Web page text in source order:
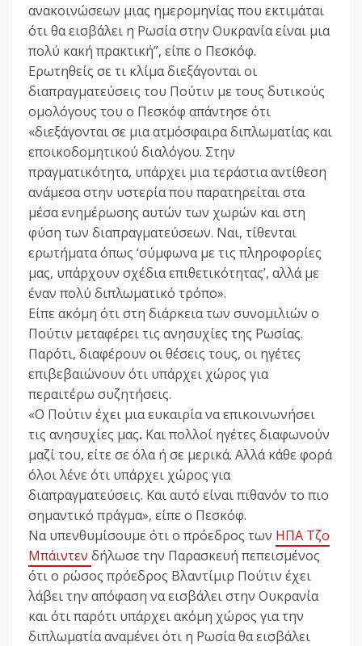
ανακοινώσεων μιας ημερομηνίας που εκτιμάται
ότι θα εισβάλει η Ρωσία στην Ουκρανία είναι μια
πολύ κακή πρακτική”, είπε ο Πεσκόφ.
Ερωτηθείς σε τι κλίμα διεξάγονται οι
διαπραγματεύσεις του Πούτιν με τους δυτικούς
ομολόγους του ο Πεσκόφ απάντησε ότι
«διεξάγονται σε μια ατμόσφαιρα διπλωματίας και
εποικοδομητικού διαλόγου. Στην
πραγματικότητα, υπάρχει μια τεράστια αντίθεση
ανάμεσα στην υστερία που παρατηρείται στα
μέσα ενημέρωσης αυτών των χωρών και στη
φύση των διαπραγματεύσεων. Ναι, τίθενται
ερωτήματα όπως ‘σύμφωνα με τις πληροφορίες
μας, υπάρχουν σχέδια επιθετικότητας’, αλλά με
έναν πολύ διπλωματικό τρόπο».
Είπε ακόμη ότι στη διάρκεια των συνομιλιών ο
Πούτιν μεταφέρει τις ανησυχίες της Ρωσίας.
Παρότι, διαφέρουν οι θέσεις τους, οι ηγέτες
επιβεβαιώνουν ότι υπάρχει χώρος για
περαιτέρω συζητήσεις.
«Ο Πούτιν έχει μια ευκαιρία να επικοινωνήσει
τις ανησυχίες μας. Και πολλοί ηγέτες διαφωνούν
μαζί του, είτε σε όλα ή σε μερικά. Αλλά κάθε φορά
όλοι λένε ότι υπάρχει χώρος για
διαπραγματεύσεις. Και αυτό είναι πιθανόν το πιο
σημαντικό πράγμα», είπε ο Πεσκόφ.
Να υπενθυμίσουμε ότι ο πρόεδρος των ΗΠΑ Τζο
Μπάιντεν δήλωσε την Παρασκευή πεπεισμένος
ότι ο ρώσος πρόεδρος Βλαντίμιρ Πούτιν έχει
λάβει την απόφαση να εισβάλει στην Ουκρανία
και ότι παρότι υπάρχει ακόμη χώρος για την
διπλωματία αναμένει ότι η Ρωσία θα εισβάλει